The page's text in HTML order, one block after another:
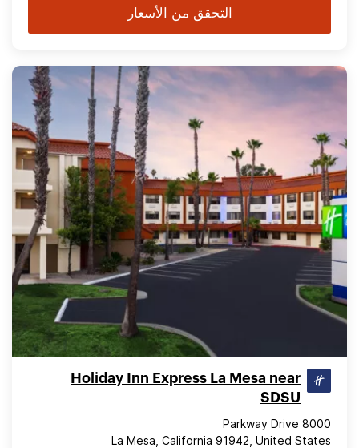
التحقق من الأسعار
Holiday Inn Express La Mesa near
SDSU
8000 Parkway Drive
La Mesa, California 91942, United States